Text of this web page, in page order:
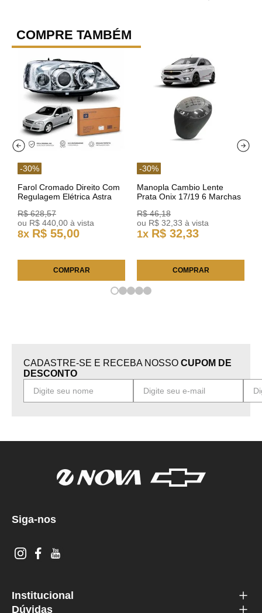
COMPRE TAMBÉM
-30%
Farol Cromado Direito Com
Regulagem Elétrica Astra
R$ 628,57
ou R$ 440 00 à vista
8x R$ 55,00
COMPRAR
-30%
Manopla Cambio Lente
Prata Onix 17/19 6 Marchas
R$ 46,18
ou R$ 32 33 à vista
1x R$ 32,33
COMPRAR
CADASTRE-SE E RECEBA NOSSO CUPOM DE
DESCONTO
Siga-nos
Institucional
Dúvidas